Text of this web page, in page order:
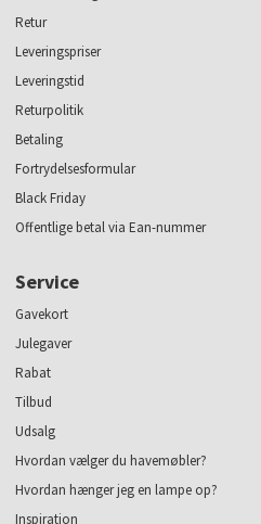
Retur
Leveringspriser
Leveringstid
Returpolitik
Betaling
Fortrydelsesformular
Black Friday
Offentlige betal via Ean-nummer
Service
Gavekort
Julegaver
Rabat
Tilbud
Udsalg
Hvordan vælger du havemøbler?
Hvordan hænger jeg en lampe op?
Inspiration